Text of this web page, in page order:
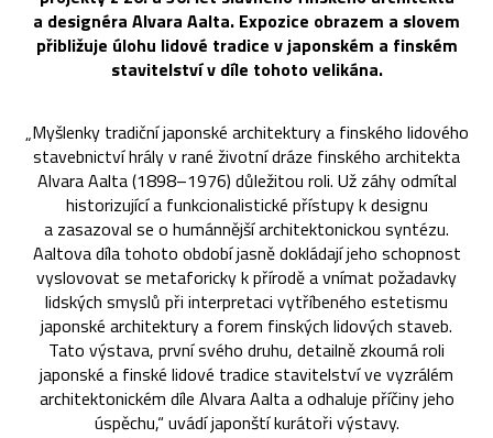
a designéra Alvara Aalta. Expozice obrazem a slovem
přibližuje úlohu lidové tradice v japonském a finském
stavitelství v díle tohoto velikána.
„Myšlenky tradiční japonské architektury a finského lidového
stavebnictví hrály v rané životní dráze finského architekta
Alvara Aalta (1898–1976) důležitou roli. Už záhy odmítal
historizující a funkcionalistické přístupy k designu
a zasazoval se o humánnější architektonickou syntézu.
Aaltova díla tohoto období jasně dokládají jeho schopnost
vyslovovat se metaforicky k přírodě a vnímat požadavky
lidských smyslů při interpretaci vytříbeného estetismu
japonské architektury a forem finských lidových staveb.
Tato výstava, první svého druhu, detailně zkoumá roli
japonské a finské lidové tradice stavitelství ve vyzrálém
architektonickém díle Alvara Aalta a odhaluje příčiny jeho
úspěchu,“ uvádí japonští kurátoři výstavy.